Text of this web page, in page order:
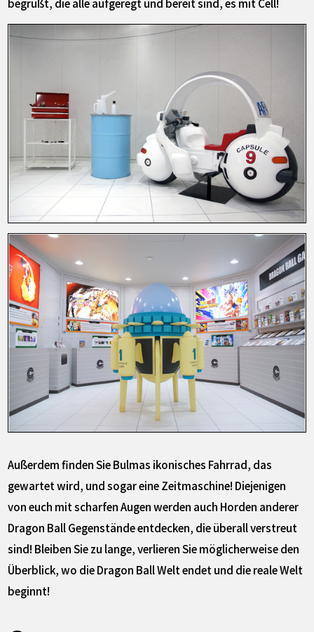
Außerdem finden Sie Bulmas ikonisches Fahrrad, das
gewartet wird, und sogar eine Zeitmaschine! Diejenigen
von euch mit scharfen Augen werden auch Horden anderer
Dragon Ball Gegenstände entdecken, die überall verstreut
sind! Bleiben Sie zu lange, verlieren Sie möglicherweise den
Überblick, wo die Dragon Ball Welt endet und die reale Welt
beginnt!